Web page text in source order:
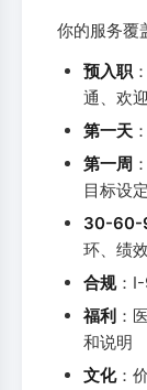
你的服务覆
预入职
通、欢
第一天
第一周
目标设定
30-60-
环、绩
合规：I-
福利 ：
和说明
文化：